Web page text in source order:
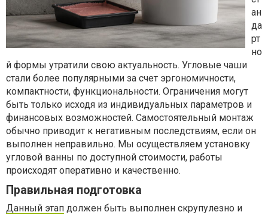
ан
да
рт
но
й формы утратили свою актуальность. Угловые чаши
стали более популярными за счет эргономичности,
компактности, функциональности. Ограничения могут
быть только исходя из индивидуальных параметров и
финансовых возможностей. Самостоятельный монтаж
обычно приводит к негативным последствиям, если он
выполнен неправильно. Мы осуществляем установку
угловой ванны по доступной стоимости, работы
происходят оперативно и качественно.
Правильная подготовка
Данный этап должен быть выполнен скрупулезно и